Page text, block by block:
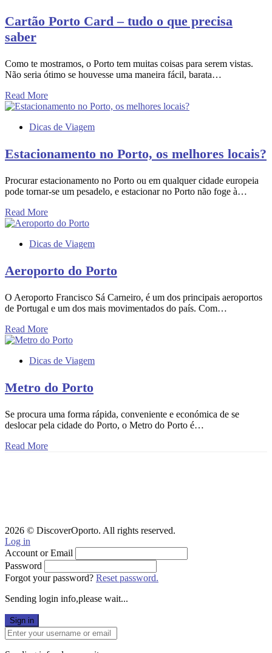
Cartão Porto Card – tudo o que precisa
saber
Como te mostramos, o Porto tem muitas coisas para serem vistas.
Não seria ótimo se houvesse uma maneira fácil, barata…
Read More
Dicas de Viagem
Estacionamento no Porto, os melhores locais?
Procurar estacionamento no Porto ou em qualquer cidade europeia
pode tornar-se um pesadelo, e estacionar no Porto não foge à…
Read More
Dicas de Viagem
Aeroporto do Porto
O Aeroporto Francisco Sá Carneiro, é um dos principais aeroportos
de Portugal e um dos mais movimentados do país. Com…
Read More
Dicas de Viagem
Metro do Porto
Se procura uma forma rápida, conveniente e económica de se
deslocar pela cidade do Porto, o Metro do Porto é…
Read More
2026 © DiscoverOporto. All rights reserved.
Log in
Account or Email
Password
Forgot your password? Reset password.
Sending login info,please wait...
Sign in